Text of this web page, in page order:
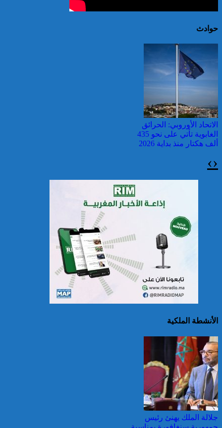
حوادث
الاتحاد الأوروبي: الحرائق
الغابوية تأتي على نحو 435
ألف هكتار منذ بداية 2026
سريلانكا: إغلاق بعض
المدارس في مناطق جبلية
الصين تصدر إنذارين
لمواجهة العواصف المطيرة
وطقس شديد الحمل
الحراري
‹
›
الأنشطة الملكية
جلالة الملك يهنئ رئيس